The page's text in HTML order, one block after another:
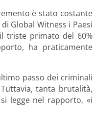
è stato costante
Global Witness i Paesi
triste primato del 60%
ha praticamente
passo dei criminali
tanta brutalità,
legge nel rapporto, «i